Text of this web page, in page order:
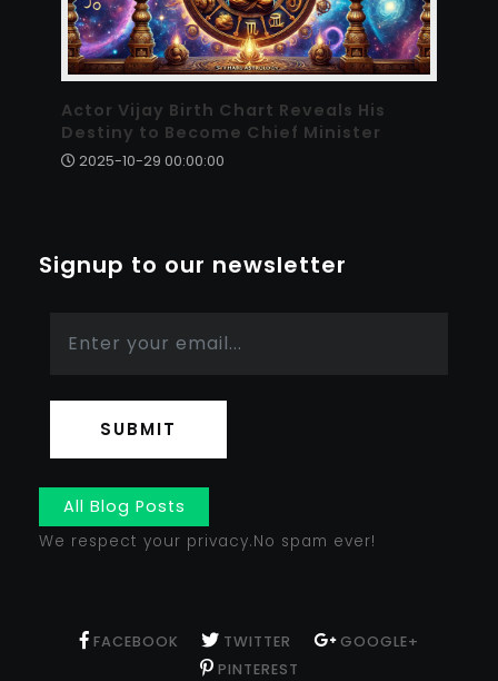
Actor Vijay Birth Chart Reveals His
Destiny to Become Chief Minister
2025-10-29 00:00:00
Signup to our newsletter
SUBMIT
All Blog Posts
We respect your privacy.No spam ever!
FACEBOOK TWITTER
GOOGLE+
PINTEREST